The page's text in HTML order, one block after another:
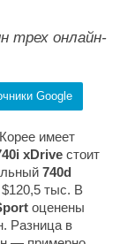
трех онлайн-
Google
имеет
xDrive стоит
740d
тыс. В
оценены
Разница в